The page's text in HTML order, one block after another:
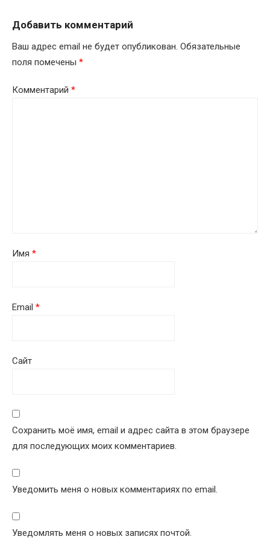
Добавить комментарий
Ваш адрес email не будет опубликован. Обязательные
поля помечены *
Комментарий *
Имя *
Email *
Сайт
Сохранить моё имя, email и адрес сайта в этом браузере
для последующих моих комментариев.
Уведомить меня о новых комментариях по email.
Уведомлять меня о новых записях почтой.